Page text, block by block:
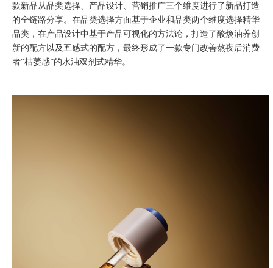
款新品从品类选择、产品设计、营销推广三个维度进行了新品打造
的全链路分享。在品类选择方面基于企业和品类两个维度选择精华
品类，在产品设计中基于产品可视化的方法论，打造了酸焕油养创
新的配方以及五感式的配方，最终形成了一款专门改善熬夜后消费
者“枯萎感”的水油双剂式精华。